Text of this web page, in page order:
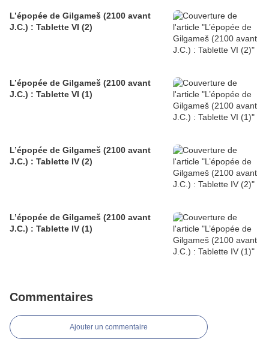
L’épopée de Gilgameš (2100 avant
J.C.) : Tablette VI (2)
L’épopée de Gilgameš (2100 avant
J.C.) : Tablette VI (1)
L’épopée de Gilgameš (2100 avant
J.C.) : Tablette IV (2)
L’épopée de Gilgameš (2100 avant
J.C.) : Tablette IV (1)
Commentaires
Ajouter un commentaire